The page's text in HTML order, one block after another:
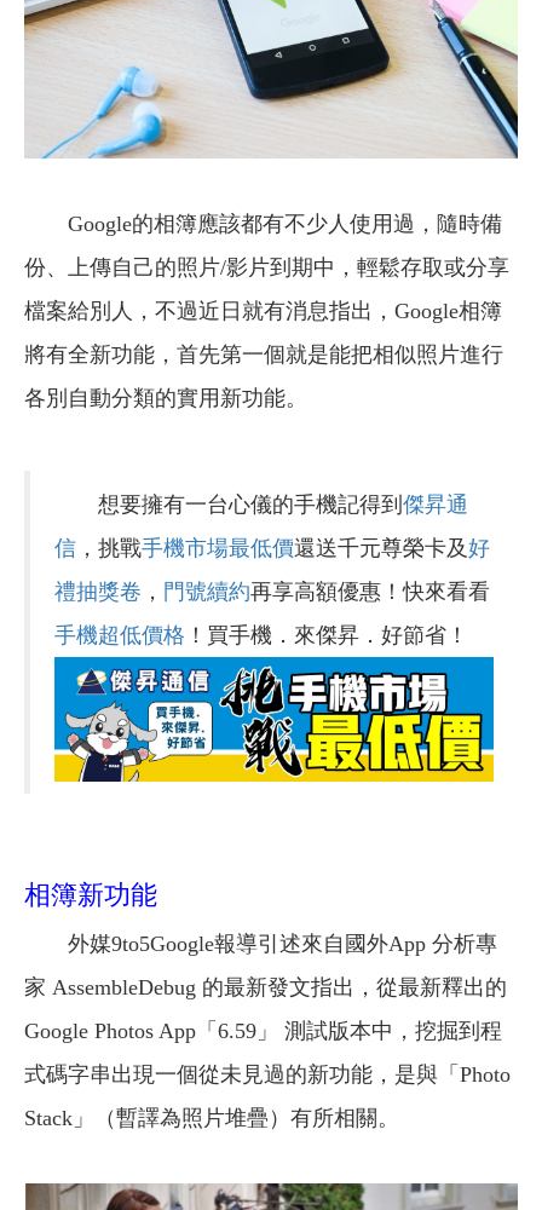
Google的相簿應該都有不少人使用過，隨時備
份、上傳自己的照片/影片到期中，輕鬆存取或分享
檔案給別人，不過近日就有消息指出，Google相簿
將有全新功能，首先第一個就是能把相似照片進行
各別自動分類的實用新功能。
想要擁有一台心儀的手機記得到 傑昇通
信 ，挑戰手機市場最低價還送千元尊榮卡及好
禮抽獎卷 ， 門號續約再享高額優惠！快來看看
手機超低價格 ！買手機．來傑昇．好節省！
相簿新功能
外媒9to5Google報導引述來自國外App 分析專
家 AssembleDebug 的最新發文指出，從最新釋出的
Google Photos App「6.59」 測試版本中，挖掘到程
式碼字串出現一個從未見過的新功能，是與「Photo
Stack」（暫譯為照片堆疊）有所相關。